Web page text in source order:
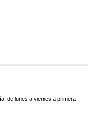
de lunes a viernes a primera